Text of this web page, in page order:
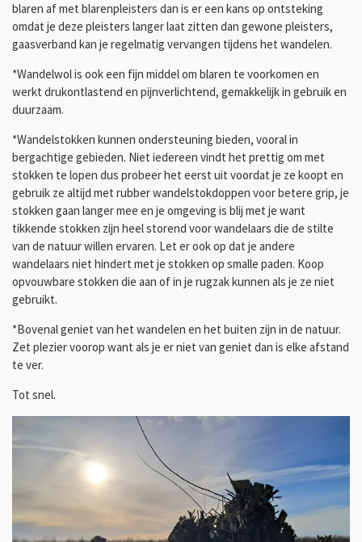
blaren af met blarenpleisters dan is er een kans op ontsteking
omdat je deze pleisters langer laat zitten dan gewone pleisters,
gaasverband kan je regelmatig vervangen tijdens het wandelen.
*Wandelwol is ook een fijn middel om blaren te voorkomen en
werkt drukontlastend en pijnverlichtend, gemakkelijk in gebruik en
duurzaam.
*Wandelstokken kunnen ondersteuning bieden, vooral in
bergachtige gebieden. Niet iedereen vindt het prettig om met
stokken te lopen dus probeer het eerst uit voordat je ze koopt en
gebruik ze altijd met rubber wandelstokdoppen voor betere grip, je
stokken gaan langer mee en je omgeving is blij met je want
tikkende stokken zijn heel storend voor wandelaars die de stilte
van de natuur willen ervaren. Let er ook op dat je andere
wandelaars niet hindert met je stokken op smalle paden. Koop
opvouwbare stokken die aan of in je rugzak kunnen als je ze niet
gebruikt.
*Bovenal geniet van het wandelen en het buiten zijn in de natuur.
Zet plezier voorop want als je er niet van geniet dan is elke afstand
te ver.
Tot snel.